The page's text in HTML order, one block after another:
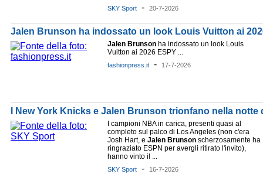
SKY Sport - 20-7-2026
Jalen Brunson ha indossato un look Louis Vuitton ai
Jalen Brunson ha indossato un look Louis
Vuitton ai 2026 ESPY ...
fashionpress.it - 17-7-2026
I New York Knicks e Jalen Brunson trionfano nella notte
I campioni NBA in carica, presenti quasi al
completo sul palco di Los Angeles (non c'era
Josh Hart, e Jalen Brunson scherzosamente ha
ringraziato ESPN per avergli ritirato l'invito),
hanno vinto il ...
SKY Sport - 16-7-2026